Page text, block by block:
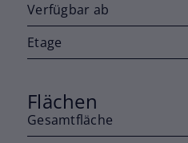
Verfügbar ab
Etage
Flächen
Gesamtfläche